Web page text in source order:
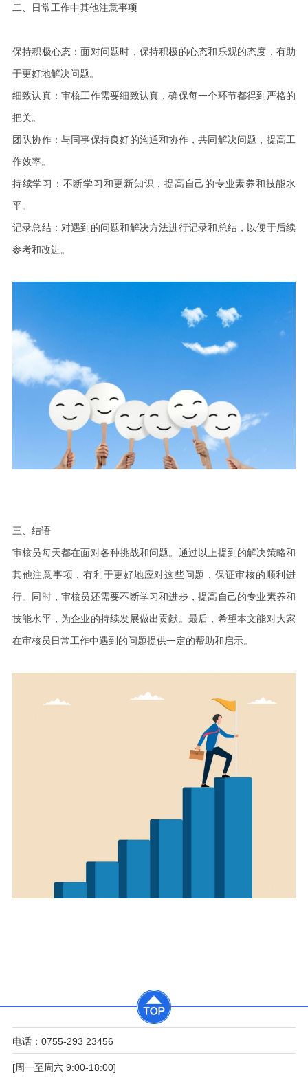
二 、日常工作中其他注意事项
保持积极心态：面对问题时，保持积极的心态和乐观的态度，有助
于更好地解决问题。
细致认真：审核工作需要细致认真，确保每一个环节都得到严格的
把关。
团队协作：与同事保持良好的沟通和协作，共同解决问题，提高工
作效率。
持续学习：不断学习和更新知识，提高自己的专业素养和技能水
平。
记录总结：对遇到的问题和解决方法进行记录和总结，以便于后续
参考和改进。
三 、结语
审核员每天都在面对各种挑战和问题。通过以上提到的解决策略和
其他注意事项，有利于更好地应对这些问题，保证审核的顺利进
行。同时，审核员还需要不断学习和进步，提高自己的专业素养和
技能水平，为企业的持续发展做出贡献。最后，希望本文能对大家
在审核员日常工作中遇到的问题提供一定的帮助和启示。
电话：0755-293 23456
[周一至周六 9:00-18:00]